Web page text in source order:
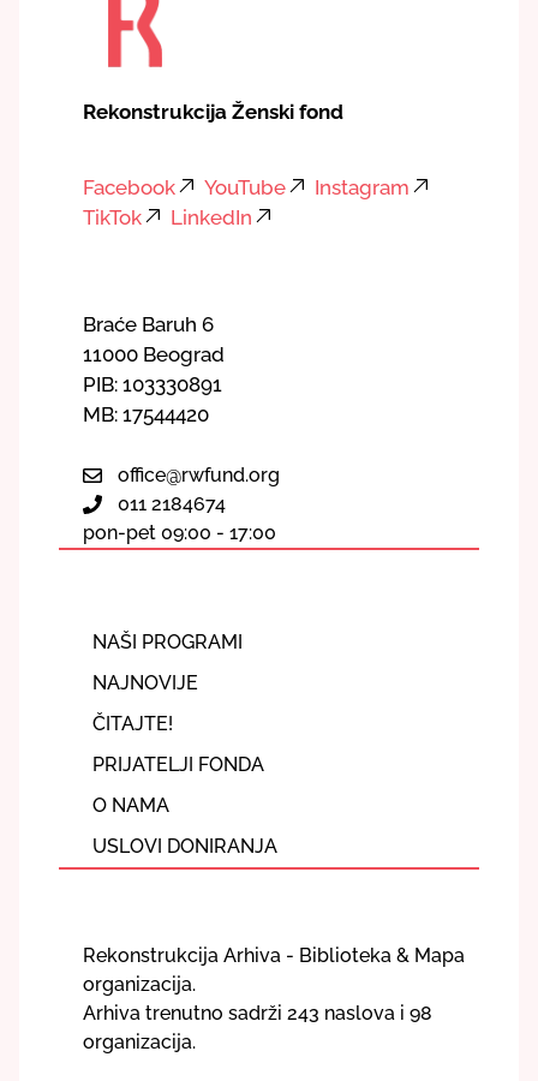
Rekonstrukcija Ženski fond
Facebook YouTube
Instagram
TikTok
LinkedIn
Braće Baruh 6
11000 Beograd
PIB: 103330891
MB: 17544420
office@rwfund.org
011 2184674
pon-pet 09:00 - 17:00
NAŠI PROGRAMI
NAJNOVIJE
ČITAJTE!
PRIJATELJI FONDA
O NAMA
USLOVI DONIRANJA
Rekonstrukcija Arhiva - Biblioteka & Mapa
organizacija.
Arhiva trenutno sadrži 243 naslova i 98
organizacija.